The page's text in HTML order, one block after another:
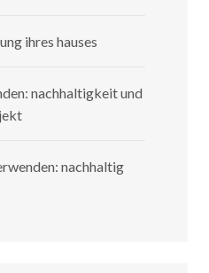
ihres hauses
nachhaltigkeit und
nachhaltig